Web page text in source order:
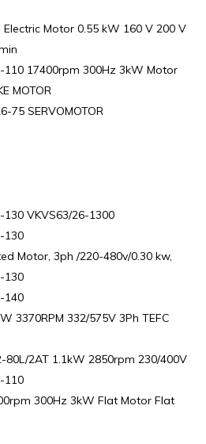
Motor 0.55 kW 160 V 200 V
110 17400rpm 300Hz 3kW Motor
MOTOR
75 SERVOMOTOR
130 VKVS63/26-1300
130
Motor, 3ph /220-480v/0.30 kw,
130
140
3370RPM 332/575V 3Ph TEFC
80L/2AT 1.1kW 2850rpm 230/400V
110
300Hz 3kW Flat Motor Flat